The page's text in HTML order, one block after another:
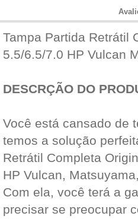
Tampa Partida Retrátil
5.5/6.5/7.0 HP Vulcan
DESCRÇÃO DO
Você está cansado de
temos a solução
Retrátil Completa
HP Vulcan,
Com ela, você terá a
precisar se preocupar